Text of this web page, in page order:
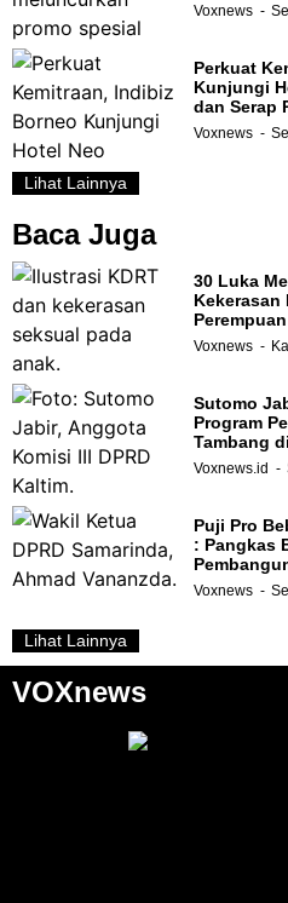
Voxnews
Perkuat
Kunjungi
dan Serap
Voxnews
Lihat Lainnya
Baca Juga
30 Luka
Kekerasan
Voxnews
Sutomo
Program
Tambang
Voxnews.id
Puji Pro
: Pangkas
Voxnews
Lihat Lainnya
VOXnews